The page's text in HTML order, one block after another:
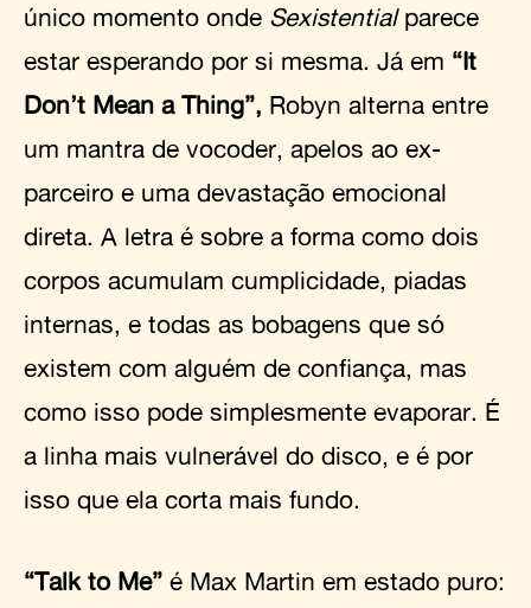
único momento onde Sexistentialparece
estar esperando por si mesma. Já em “It
Don’t Mean a Thing”, Robyn alterna entre
um mantra de vocoder, apelos ao ex-
parceiro e uma devastação emocional
direta. A letra é sobre a forma como dois
corpos acumulam cumplicidade, piadas
internas, e todas as bobagens que só
existem com alguém de confiança, mas
como isso pode simplesmente evaporar. É
a linha mais vulnerável do disco, e é por
isso que ela corta mais fundo.
“Talk to Me” é Max Martin em estado puro: